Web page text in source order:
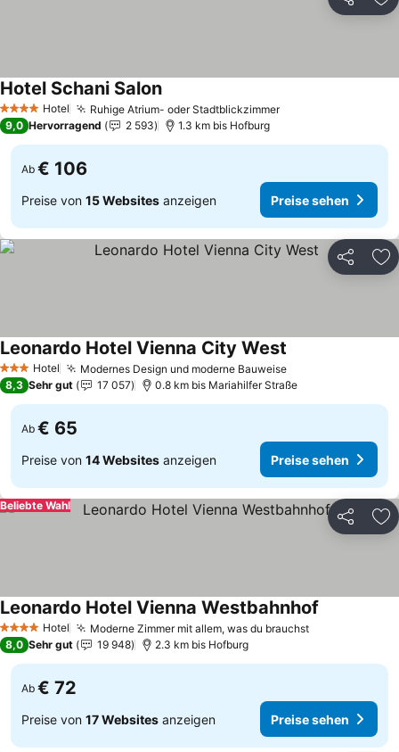
Teilen
4 Sterne Hotel Ruhige Atrium- oder StadtblickzimmerPreise sehen
Hotel Schani SalonPreise sehen
9,0 Hervorragend 2 593 1.3 km bis Hofburg
Ab € 106
Preise von 15 Websites anzeigen Preise sehen
Teilen
3 SterneHotel Modernes Design und moderne BauweisePreise sehen
Leonardo Hotel Vienna City West
8,3 Sehr gut 17 057 0.8 km bis Mariahilfer Straße
Ab € 65
Preise von 14 Websites anzeigen Preise sehen
Teilen
Beliebte Wahl
4 Sterne Hotel Moderne Zimmer mit allem, was du brauchstPreise sehen
Leonardo Hotel Vienna Westbahnhof
8,0 Sehr gut 19 948 2.3 km bis Hofburg
Ab € 72
Preise von 17 Websites anzeigen Preise sehen